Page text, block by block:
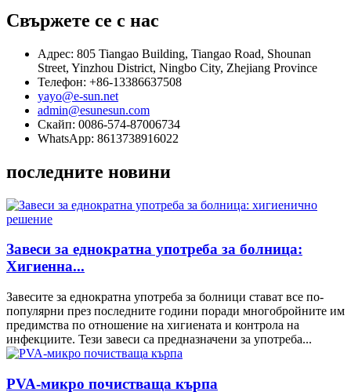
Свържете се с нас
Адрес: 805 Tiangao Building, Tiangao Road, Shounan
Street, Yinzhou District, Ningbo City, Zhejiang Province
Телефон: +86-13386637508
yayo@e-sun.net
admin@esunesun.com
Скайп: 0086-574-87006734
WhatsApp: 8613738916022
последните новини
Завеси за еднократна употреба за болница:
Хигиенна...
Завесите за еднократна употреба за болници стават все по-
популярни през последните години поради многобройните им
предимства по отношение на хигиената и контрола на
инфекциите. Тези завеси са предназначени за употреба...
PVA-микро почистваща кърпа